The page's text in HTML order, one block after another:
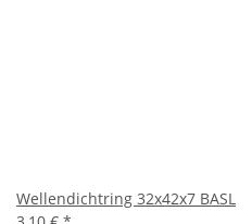
Wellendichtring 32x42x7 BASL